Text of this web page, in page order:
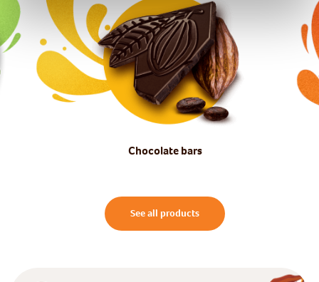
Chocolate bars
See all products